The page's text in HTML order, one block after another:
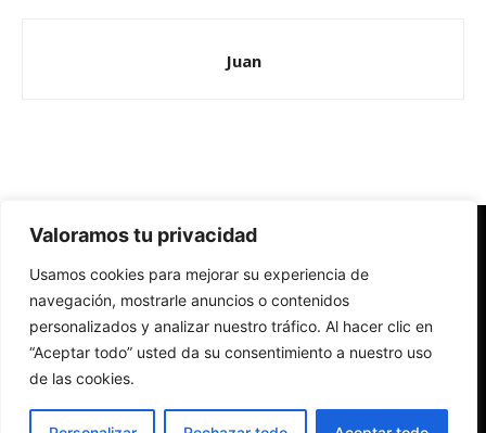
Valoramos tu privacidad
Usamos cookies para mejorar su experiencia de
navegación, mostrarle anuncios o contenidos
personalizados y analizar nuestro tráfico. Al hacer clic en
“Aceptar todo” usted da su consentimiento a nuestro uso
de las cookies.
Juan
Redes Cristianas
Una mirada alternativa sobre la Iglesia católica y la sociedad
- Colectivos de Redes Cristianas